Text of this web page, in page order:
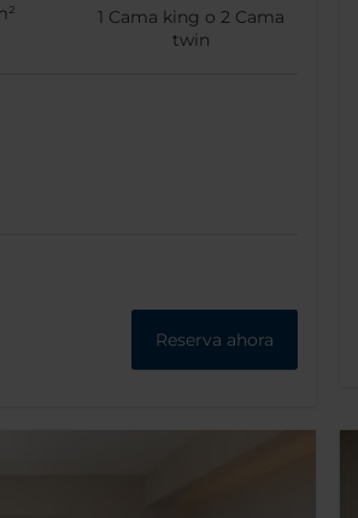
1 Cama king o2 Cama
twin
Reserva ahora